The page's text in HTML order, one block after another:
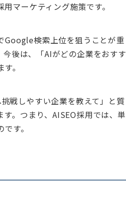
マーケティング施策です。
Google検索上位を狙うことが重
後は、「AIがどの企業をおすす
。
戦しやすい企業を教えて」と質
。つまり、AISEO採用では、単
す。